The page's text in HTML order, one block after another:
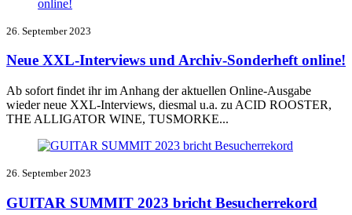
26. September 2023
Neue XXL-Interviews und Archiv-Sonderheft online!
Ab sofort findet ihr im Anhang der aktuellen Online-Ausgabe
wieder neue XXL-Interviews, diesmal u.a. zu ACID ROOSTER,
THE ALLIGATOR WINE, TUSMORKE...
26. September 2023
GUITAR SUMMIT 2023 bricht Besucherrekord